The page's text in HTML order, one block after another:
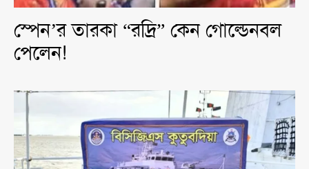
স্পেন’র তারকা “রদ্রি” কেন গোল্ডেনবল
পেলেন!